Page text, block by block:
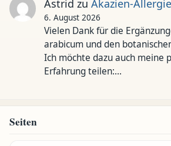
Astrid zu Akazien-Allergie
6. August 2026
Vielen Dank für die
arabicum und den
Ich möchte dazu auch meine
Erfahrung teilen:…
Seiten